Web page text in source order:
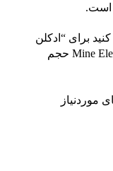
است.
برای “ادکلن
مردانه مارک ژوزف ماین رایحه Mine Electric Amber حجم
موردنیاز